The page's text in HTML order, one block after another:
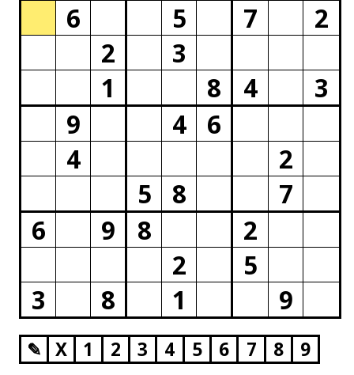
6 5 7
2
2
3
1
8 4
3
9
4
6
4
2
5
8
7
6
9 8
2
2
5
3
8 1 9
✎ X 1 2 3 4 5 6 7 8 9